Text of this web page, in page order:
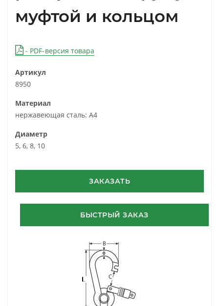
муфтой и кольцом
- PDF-версия товара
Артикул
8950
Материал
нержавеющая сталь: A4
Диаметр
5, 6, 8, 10
ЗАКАЗАТЬ
БЫСТРЫЙ ЗАКАЗ